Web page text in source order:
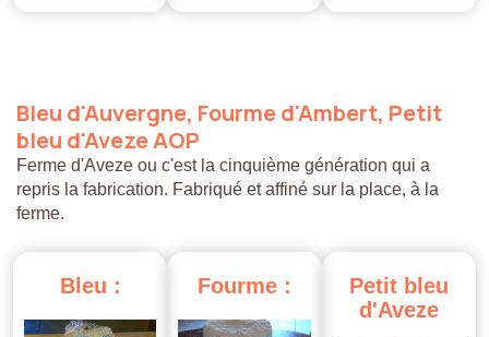
Bleu d'Auvergne, Fourmed'Ambert, Petit
bleu d'AvezeAOP
Ferme d'Aveze ou c'est la cinquième génération qui a
repris la fabrication. Fabriqué et affiné sur la place, à la
ferme.
Bleu : Fourme : Petit bleu
d'Aveze